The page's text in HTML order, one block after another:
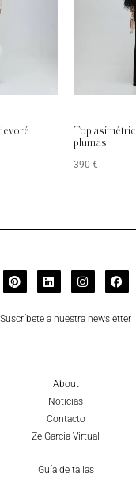
Top
plumas
390 €
Suscríbete a nuestra newsletter
About
Noticias
Contacto
Ze García Virtual
Guía de tallas